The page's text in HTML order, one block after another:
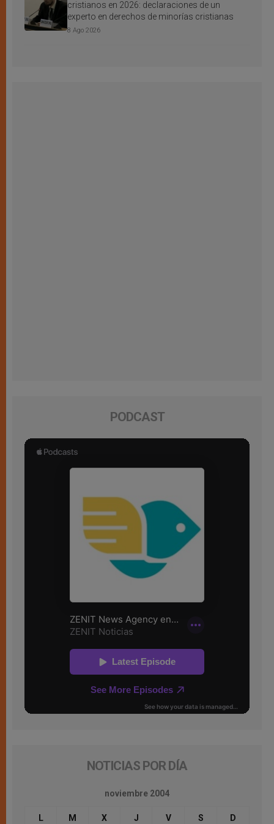
cristianos en 2026: declaraciones de un
experto en derechos de minorías cristianas
8 Ago 2026
PODCAST
NOTICIAS POR DÍA
noviembre 2004
L M X J V S D